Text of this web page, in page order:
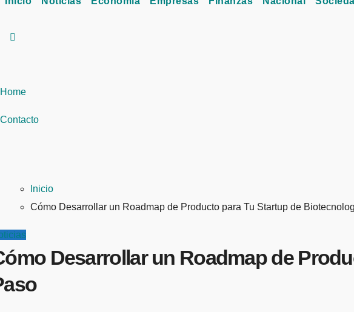
Home
Contacto
Inicio
Cómo Desarrollar un Roadmap de Producto para Tu Startup de
Desarrollar un Roadmap de